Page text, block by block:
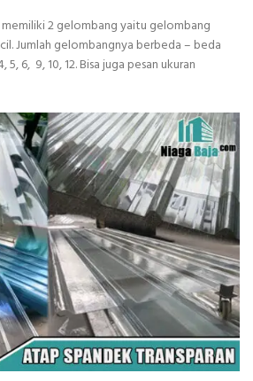
2 gelombang yaitu gelombang
Jumlah gelombangnya berbeda – beda
6, 9, 10, 12. Bisa juga pesan ukuran